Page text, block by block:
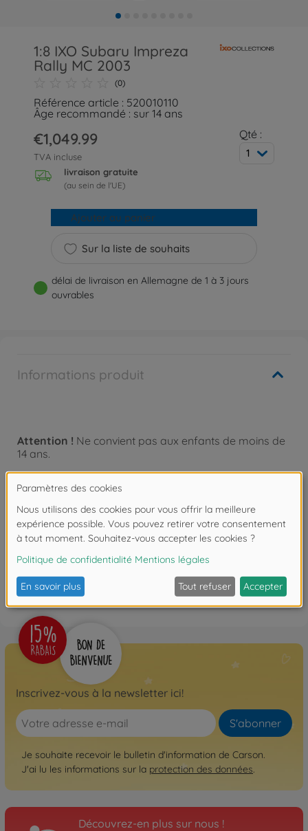
1:8 IXO Subaru Impreza
Rally MC 2003
(0)
Référence article : 520010110
Âge recommandé : sur 14 ans
€1,049.99
TVA incluse
livraison gratuite
(au sein de l'UE)
Qté :
1
Sur la liste de souhaits
Ajouter au panier
délai de livraison en Allemagne de 1 à 3 jours
ouvrables
Informations produit
Attention ! Ne convient pas aux enfants de moins de
14 ans.
Téléchargements
FAQ (1)
Inscrivez-vous à la newsletter ici!
S'abonner
Je souhaite recevoir le bulletin d'information de Carson.
J'ai lu les informations sur la protection des données.
Découvrez-en plus sur nous !